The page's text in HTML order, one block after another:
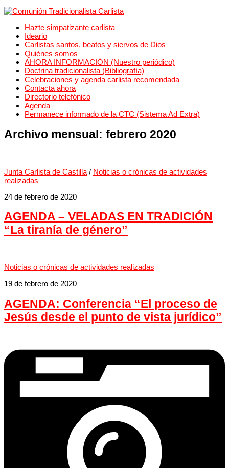
Hazte simpatizante carlista
Ideario
Carlistas santos, beatos y siervos de Dios
Quiénes somos
AHORA INFORMACIÓN (Nuestro periódico)
Doctrina tradicionalista (Bibliografía)
Celebraciones y agenda carlista recomendada
Contacta ahora
Directorio telefónico
Agenda
Permanece informado de la CTC (Sistema Ad Extra)
Archivo mensual: febrero 2020
Junta Carlista de Castilla / Noticias o crónicas de actividades
realizadas
24 de febrero de 2020
AGENDA – VELADAS EN TRADICIÓN
“La tiranía de género”
Noticias o crónicas de actividades realizadas
19 de febrero de 2020
AGENDA: Conferencia “El proceso de
Jesús desde el punto de vista jurídico”